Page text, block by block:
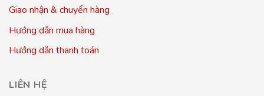
Giao nhận & chuyển hàng
Hướng dẫn mua hàng
Hướng dẫn thanh toán
LIÊN HỆ